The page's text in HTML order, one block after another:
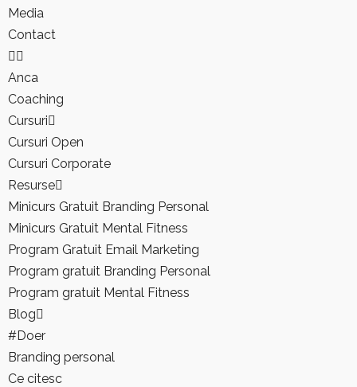
Media
Contact
Anca
Coaching
Cursuri
Cursuri Open
Cursuri Corporate
Resurse
Minicurs Gratuit Branding Personal
Minicurs Gratuit Mental Fitness
Program Gratuit Email Marketing
Program gratuit Branding Personal
Program gratuit Mental Fitness
Blog
#Doer
Branding personal
Ce citesc
Cursuri
Cursuri Open
Cursuri Corporate
Resurse
Minicurs Gratuit Branding Personal
Minicurs Gratuit Mental Fitness
Program Gratuit Email Marketing
Program gratuit Branding Personal
Program gratuit Mental Fitness
Blog
#Doer
Branding personal
Ce citesc
Coaching
Curaj & motivație
Echilibru
Evenimente
Free life